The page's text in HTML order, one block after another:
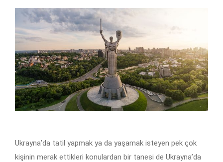
Ukrayna’da tatil yapmak ya da yaşamak isteyen pek çok
kişinin merak ettikleri konulardan bir tanesi de Ukrayna’da